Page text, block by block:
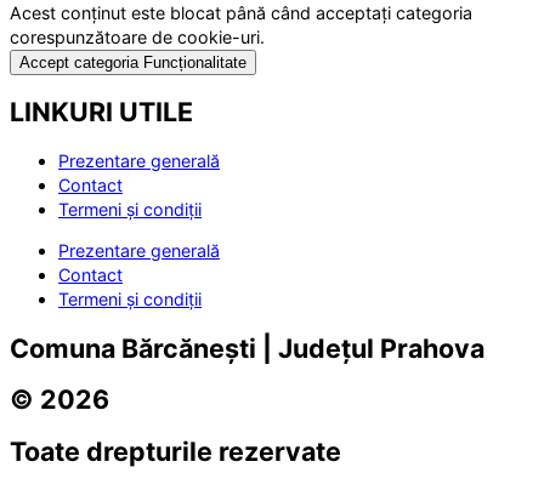
Acest conținut este blocat până când acceptați categoria
corespunzătoare de cookie-uri.
Accept categoria Funcționalitate
LINKURI UTILE
Prezentare generală
Contact
Termeni și condiții
Prezentare generală
Contact
Termeni și condiții
Comuna Bărcănești | Județul Prahova
© 2026
Toate drepturile rezervate